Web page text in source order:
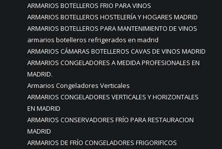
ARMARIOS BOTELLEROS FRIO PARA VINOS
ARMARIOS BOTELLEROS HOSTELERÍA Y HOGARES MADRID
ARMARIOS BOTELLEROS PARA MANTENIMIENTO DE VINOS
armarios botelleros refrigerados en madrid
ARMARIOS CÁMARAS BOTELLEROS CAVAS DE VINOS MADRID
ARMARIOS CONGELADORES A MEDIDA PROFESIONALES EN
MADRID.
Armarios Congeladores Verticales
ARMARIOS CONGELADORES VERTICALES Y HORIZONTALES
EN MADRID
ARMARIOS CONSERVADORES FRÍO PARA RESTAURACION
MADRID
ARMARIOS DE FRÍO CONGELADORES FRIGORIFICOS